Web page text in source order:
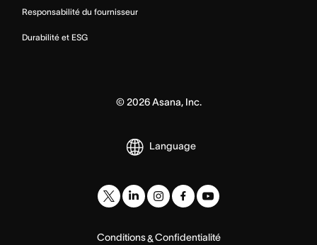
Responsabilité du fournisseur
Durabilité et ESG
© 2026Asana, Inc.
Language
Conditions&Confidentialité